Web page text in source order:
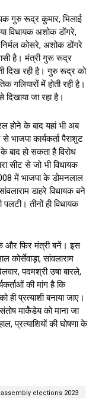
गुरु रूद्र कुमार, भिलाई
विधायक अशोक डोंगरे,
कोसरे, अशोक डोंगरे
है। मंत्री गुरू रूद्र
दिख रही है। गुरु रूद्र को
गलियारों में होती रही है।
जा रहा है।
होने के बाद यहां भी अब
भाजपा कार्यकर्ता पैराशुट
हो सकता है विरोध
सीट से जो भी विधायक
में भाजपा के डोमनलाल
डाहरे विधायक बने
तीनों ही विधायक
और फिर मंत्री बनें। इस
कोर्सेवाड़ा, सांवलाराम
पदमश्री उषा बारले,
की मांग है कि
ही प्रत्याशी बनाया जाए।
मार्कंडेय को माना जा
प्रत्याशियों की घोषणा के
assembly elections 2023